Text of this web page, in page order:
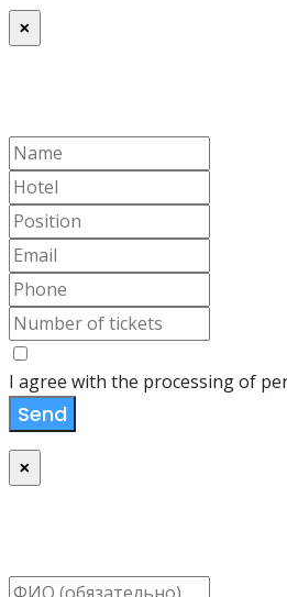
×
I agree with the processing of
Send
×